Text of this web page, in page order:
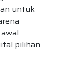
untuk
pilihan